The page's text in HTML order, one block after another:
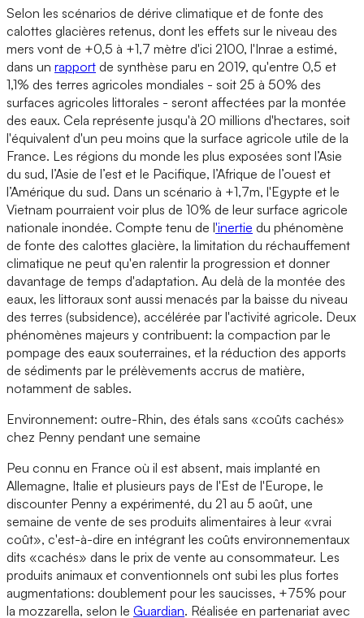
Selon les scénarios de dérive climatique et de fonte des
calottes glacières retenus, dont les effets sur le niveau des
mers vont de +0,5 à +1,7 mètre d'ici 2100, l'Inrae a estimé,
dans un rapport de synthèse paru en 2019, qu'entre 0,5 et
1,1% des terres agricoles mondiales - soit 25 à 50% des
surfaces agricoles littorales - seront affectées par la montée
des eaux. Cela représente jusqu'à 20 millions d'hectares, soit
l'équivalent d'un peu moins que la surface agricole utile de la
France. Les régions du monde les plus exposées sont l’Asie
du sud, l’Asie de l’est et le Pacifique, l’Afrique de l’ouest et
l’Amérique du sud. Dans un scénario à +1,7m, l'Egypte et le
Vietnam pourraient voir plus de 10% de leur surface agricole
nationale inondée. Compte tenu de l'inertie du phénomène
de fonte des calottes glacière, la limitation du réchauffement
climatique ne peut qu'en ralentir la progression et donner
davantage de temps d'adaptation. Au delà de la montée des
eaux, les littoraux sont aussi menacés par la baisse du niveau
des terres (subsidence), accélérée par l'activité agricole. Deux
phénomènes majeurs y contribuent: la compaction par le
pompage des eaux souterraines, et la réduction des apports
de sédiments par le prélèvements accrus de matière,
notamment de sables.
Environnement: outre-Rhin, des étals sans «coûts cachés»
chez Penny pendant une semaine
Peu connu en France où il est absent, mais implanté en
Allemagne, Italie et plusieurs pays de l'Est de l'Europe, le
discounter Penny a expérimenté, du 21 au 5 août, une
semaine de vente de ses produits alimentaires à leur «vrai
coût», c'est-à-dire en intégrant les coûts environnementaux
dits «cachés» dans le prix de vente au consommateur. Les
produits animaux et conventionnels ont subi les plus fortes
augmentations: doublement pour les saucisses, +75% pour
la mozzarella, selon le Guardian. Réalisée en partenariat avec